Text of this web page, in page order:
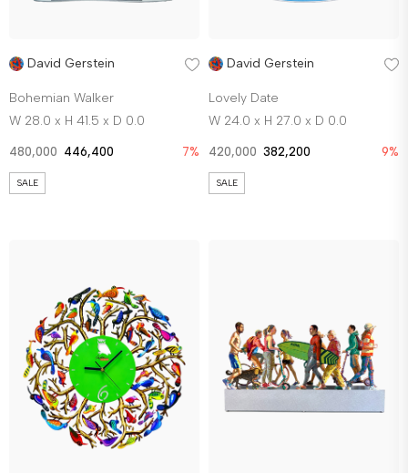
David Gerstein
Bohemian Walker
W 28.0 x H 41.5 x D 0.0
480,000 446,400 7%
SALE
David Gerstein
Lovely Date
W 24.0 x H 27.0 x D 0.0
420,000 382,200 9%
SALE